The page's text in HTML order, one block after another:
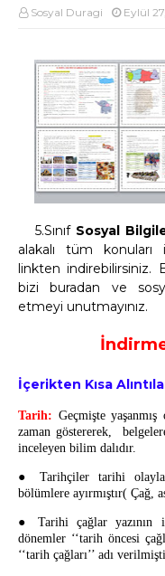
Sosyal Duragi Eylül
5.Sınıf Sosyal
alakalı tüm
linkten indirebilirsiniz.
bizi buradan ve
etmeyi unutmayınız.
İçerikten Kısa
Tarih: Geçmişte
zaman göstererek,
inceleyen bilim dalıdır.
● Tarihçiler tarihi
bölümlere ayırmıştır( Çağ,
● Tarihi çağlar yazının
dönemler ‘‘tarih öncesi
‘‘tarih çağları’’ adı